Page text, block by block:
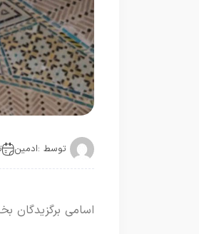
توسط :ادمین
اسامی برگزیدگان